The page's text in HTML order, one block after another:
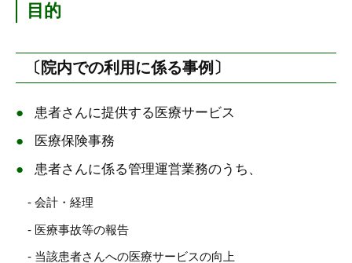
目的
〔院内での利用に係る事例〕
患者さんに提供する医療サービス
医療保険事務
患者さんに係る管理運営業務のうち、
- 会計・経理
- 医療事故等の報告
- 当該患者さんへの医療サービスの向上